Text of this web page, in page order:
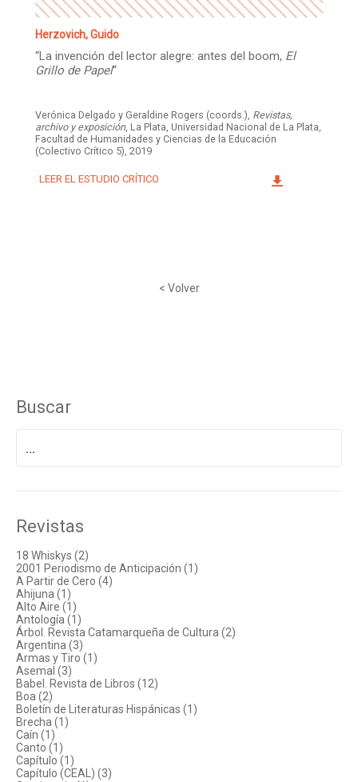
Herzovich, Guido
“La invención del lector alegre: antes del boom, El
Grillo de Papel“
Verónica Delgado y Geraldine Rogers (coords.), Revistas,
archivo y exposición, La Plata, Universidad Nacional de La Plata,
Facultad de Humanidades y Ciencias de la Educación
(Colectivo Crítico 5), 2019
LEER EL ESTUDIO CRÍTICO
< Volver
Buscar
Revistas
18 Whiskys (2)
2001 Periodismo de Anticipación (1)
A Partir de Cero (4)
Ahijuna (1)
Alto Aire (1)
Antología (1)
Árbol. Revista Catamarqueña de Cultura (2)
Argentina (3)
Armas y Tiro (1)
Asemal (3)
Babel. Revista de Libros (12)
Boa (2)
Boletín de Literaturas Hispánicas (1)
Brecha (1)
Caín (1)
Canto (1)
Capítulo (1)
Capítulo (CEAL) (3)